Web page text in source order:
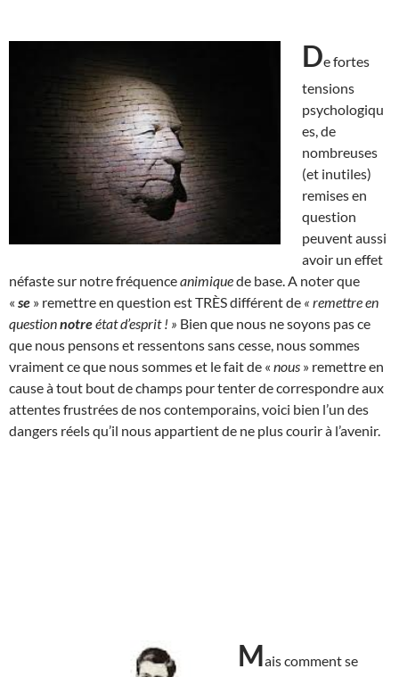
De fortes
tensions
psychologiqu
es, de
nombreuses
(et inutiles)
remises en
question
peuvent aussi
avoir un effet
néfaste sur notre fréquenceanimiquede base. A noter que
« se » remettre en question est TRÈS différent de « remettre en
questionnotreétat d’esprit ! » Bien que nous ne soyons pas ce
que nous pensons et ressentons sans cesse, nous sommes
vraiment ce que nous sommes et le fait de « nous » remettre en
cause à tout bout de champs pour tenter de correspondre aux
attentes frustrées de nos contemporains, voici bien l’un des
dangers réels qu’il nous appartient de ne plus courir à l’avenir.
Mais comment se